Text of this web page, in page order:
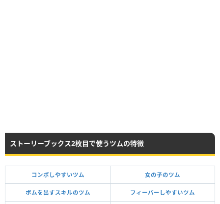
ストーリーブックス2枚目で使うツムの特徴
コンボしやすいツム 女の子のツム
ボムを出すスキルのツム フィーバーしやすいツム